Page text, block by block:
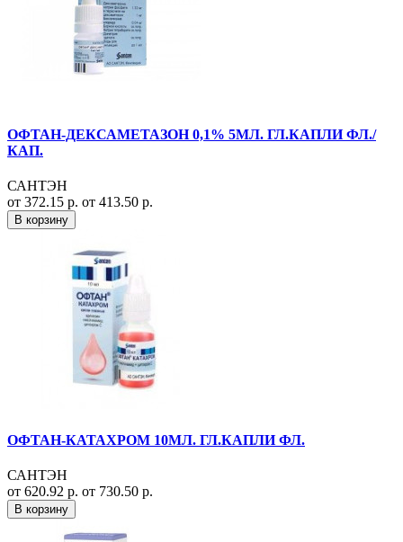
ОФТАН-ДЕКСАМЕТАЗОН 0,1% 5МЛ. ГЛ.КАПЛИ ФЛ./
КАП.
САНТЭН
от 372.15 р. от 413.50 р.
В корзину
ОФТАН-КАТАХРОМ 10МЛ. ГЛ.КАПЛИ ФЛ.
САНТЭН
от 620.92 р. от 730.50 р.
В корзину